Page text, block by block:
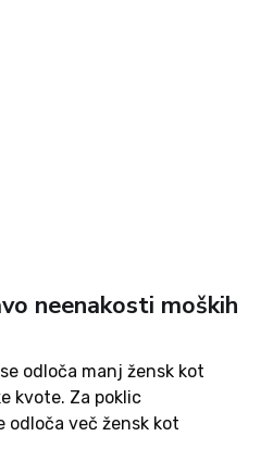
neenakosti moških
odloča manj žensk kot
kvote. Za poklic
več žensk kot